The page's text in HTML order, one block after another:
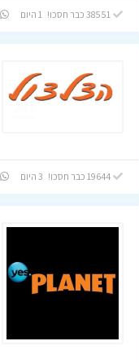
38551 כבר חסכו! 1 היום
19644 כבר חסכו! 3 היום